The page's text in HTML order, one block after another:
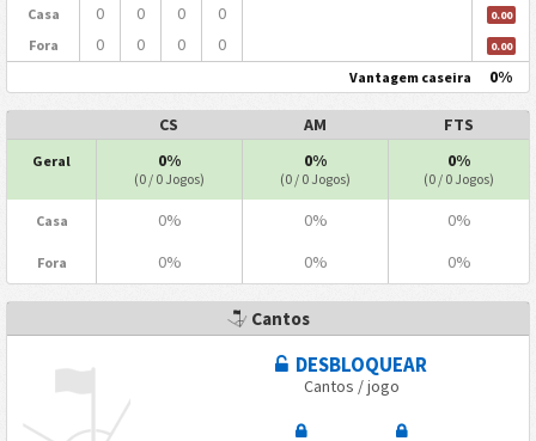
Casa 0 0 0 0 0.00
Fora 0 0 0 0 0.00
Vantagem caseira 0%
CS AM FTS
Geral 0%
(0 / 0 Jogos)
0%
(0 / 0 Jogos)
0%
(0 / 0 Jogos)
Casa 0% 0% 0%
Fora 0% 0% 0%
Cantos
DESBLOQUEAR
Cantos / jogo